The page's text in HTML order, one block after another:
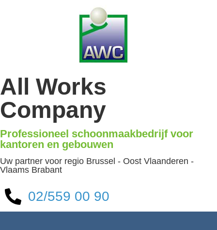
All Works
Company
Professioneel schoonmaakbedrijf voor
kantoren en gebouwen
Uw partner voor regio Brussel - Oost Vlaanderen -
Vlaams Brabant
02/559 00 90